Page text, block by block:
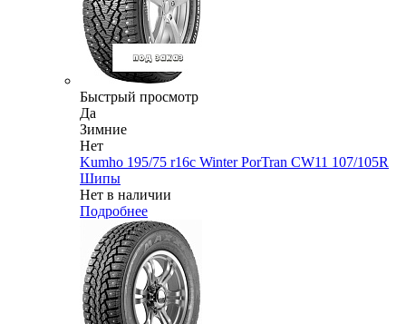
Быстрый просмотр
Да
Зимние
Нет
Kumho 195/75 r16c Winter PorTran CW11 107/105R
Шипы
Нет в наличии
Подробнее